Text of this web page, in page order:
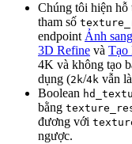
Chúng tôi hiện hỗ
tham số
endpoint Ảnh
3D Refine và Tạo
4K và không tạo
dụng (2k/4k vẫn
Boolean
bằng
đương với
ngược.